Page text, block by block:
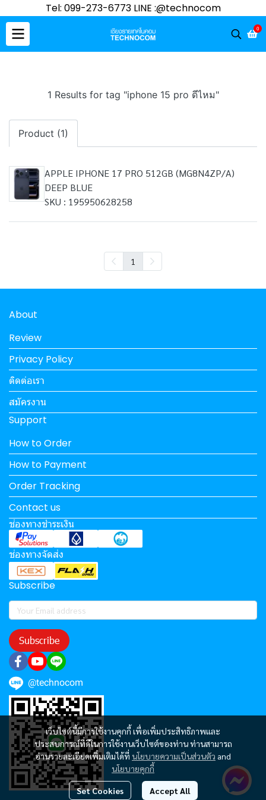
Tel: 099-273-6773 LINE :@technocom
0
1 Results for tag "iphone 15 pro ดีไหม"
Product (1)
APPLE IPHONE 17 PRO 512GB (MG8N4ZP/A)
DEEP BLUE
SKU : 195950628258
1
เว็บไซต์นี้มีการใช้งานคุกกี้ เพื่อเพิ่มประสิทธิภาพและ
ประสบการณ์ที่ดีในการใช้งานเว็บไซต์ของท่าน ท่านสามารถ
อ่านรายละเอียดเพิ่มเติมได้ที่ นโยบายความเป็นส่วนตัว and
นโยบายคุกกี้
Set Cookies Accept All
About
Review
Privacy Policy
ติดต่อเรา
สมัครงาน
Support
How to Order
How to Payment
Order Tracking
Contact us
ช่องทางชำระเงิน
ช่องทางจัดส่ง
Subscribe
Subscribe
@technocom